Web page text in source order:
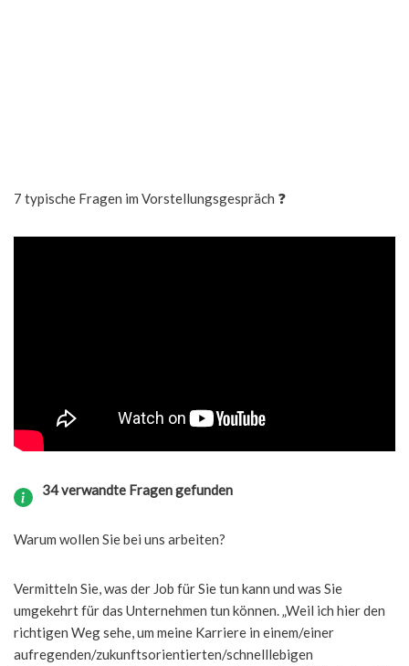
7 typische Fragen im Vorstellungsgespräch ❓
34 verwandte Fragen gefunden
Warum wollen Sie bei uns arbeiten?
Vermitteln Sie, was der Job für Sie tun kann und was Sie
umgekehrt für das Unternehmen tun können. „Weil ich hier den
richtigen Weg sehe, um meine Karriere in einem/einer
aufregenden/zukunftsorientierten/schnelllebigen